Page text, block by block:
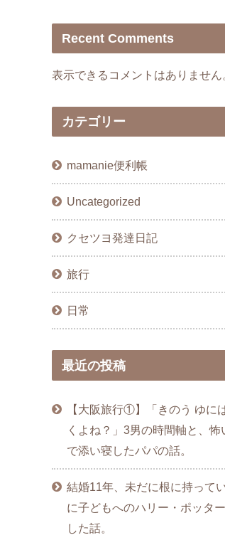
Recent Comments
表示できるコメントはありません
カテゴリー
mamanie便利帳
Uncategorized
クセツヨ発達日記
旅行
日常
最近の投稿
【大阪旅行①】「きのう ゆに
くよね？」3男の時間軸と、怖
で添い寝したパパの話。
結婚11年、未だに根に持って
に子どもへのハリー・ポッタ
した話。